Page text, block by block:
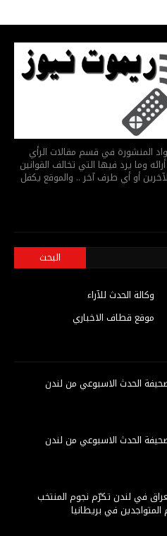
المنشورة في قسم مقالات الرأي
وما يرد فيها التي تخالف القوانين
أو أي طرف آخر .. والموقع يكفل
وكالة الحدث للآراء
موقع قطاف الاخباري
في لندن تكرّم نجوم المنتخب
في بريطانيا